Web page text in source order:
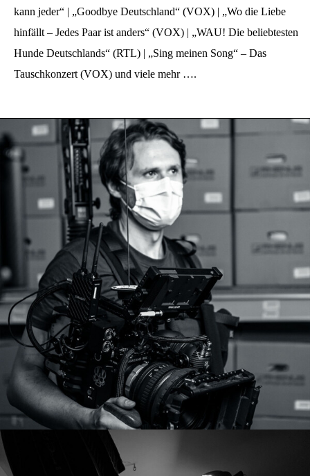
kann jeder“ | „Goodbye Deutschland“ (VOX) | „Wo die Liebe
hinfällt – Jedes Paar ist anders“ (VOX) | „WAU! Die beliebtesten
Hunde Deutschlands“ (RTL) | „Sing meinen Song“ – Das
Tauschkonzert (VOX) und viele mehr ….